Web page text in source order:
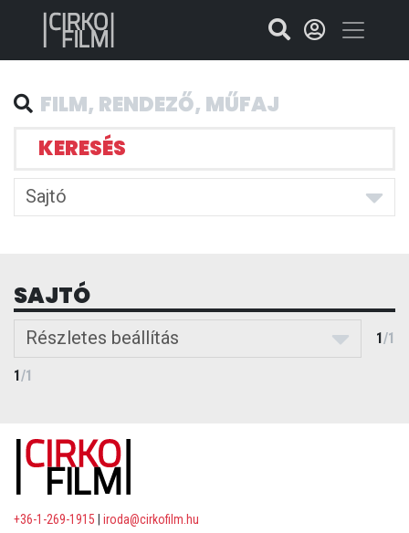
KERESÉS
Sajtó
SAJTÓ
Részletes beállítás 1/1
1/1
+36-1-269-1915
iroda@cirkofilm.hu